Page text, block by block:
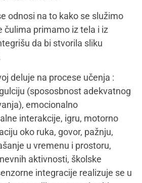
i roditelji, koji na ovaj način
i primenjuju ih na
sa svojim detetom.
je hranjenje mnogim
Kako se pravilno u skladu
hranjenju?
da je hranjenje stresno
što je to veština koju ne
nego moraju da se
koliko god izazovno bilo.
da shvatimo jeste da hranjenje
koje dete zadovoljava